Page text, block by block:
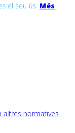
el seu ús. Més
altres normatives